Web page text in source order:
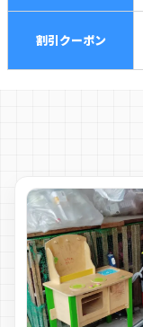
割引クーポン